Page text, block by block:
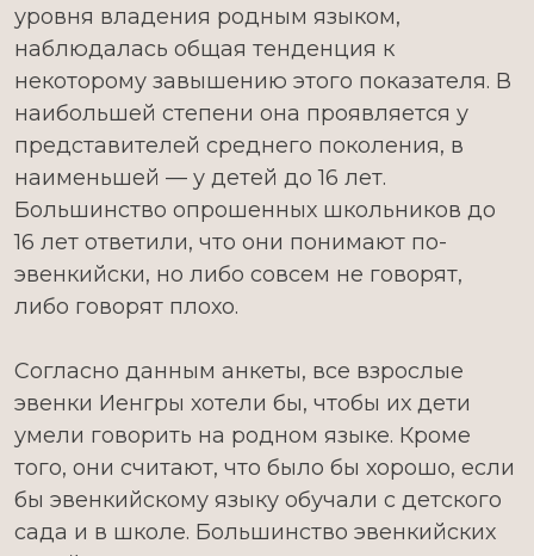
уровня владения родным языком,
наблюдалась общая тенденция к
некоторому завышению этого показателя. В
наибольшей степени она проявляется у
представителей среднего поколения, в
наименьшей — у детей до 16 лет.
Большинство опрошенных школьников до
16 лет ответили, что они понимают по-
эвенкийски, но либо совсем не говорят,
либо говорят плохо.
Согласно данным анкеты, все взрослые
эвенки Иенгры хотели бы, чтобы их дети
умели говорить на родном языке. Кроме
того, они считают, что было бы хорошо, если
бы эвенкийскому языку обучали с детского
сада и в школе. Большинство эвенкийских